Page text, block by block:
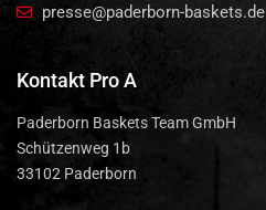
presse@paderborn-baskets.de
Kontakt Pro A
Paderborn Baskets Team GmbH
Schützenweg 1b
33102 Paderborn